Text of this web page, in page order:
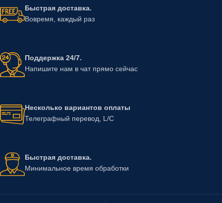
Быстрая доставка.
Вовремя, каждый раз
Поддержка 24/7.
Напишите нам в чат прямо сейчас
Несколько вариантов оплаты
Телеграфный перевод, L/C
Быстрая доставка.
Минимальное время обработки